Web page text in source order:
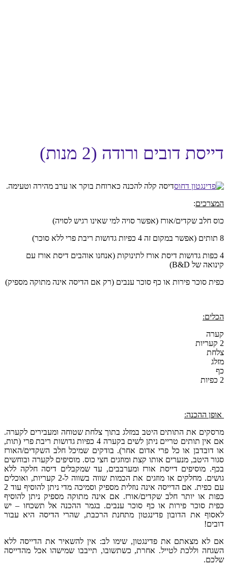
דייסת דובים ורודה (2 מנות)
דיסה קלה להכנה כארוחת בוקר או ערב מהירה וטעימה.
המצרכים:
כוס חלב שקדים/אורז (אפשר סויה למי שאינו רגיש לסויה)
8 תותים (אפשר במקום זה 4 כפיות גדושות ריבת פרי ללא סוכר)
4 כפות גדושות דיסת אורז לתינוקות (אנחנו אוהבים דיסת אורז עם
קינואה של B&D)
כפית סוכר פירות או כף סוכר ענבים (רק אם הדיסה אינה מתוקה מספיק)
הכלים:
קערה
2 קעריות
צלחת
מזלג
כף
2 כפיות
אופן ההכנה:
מרסקים את התותים היטב במזלג בתוך צלחת שטוחה ומעבירים לקערה.
אם אין תותים טריים ניתן לשים בקערה 4 כפיות גדושות ריבת פרי (תות,
או דובדבן או כל פרי אדום אחר). בודקים שמיכל חלב השקדים/האורז
סגור היטב, מנערים אותו קצת ומוזגים חצי כוס. מוסיפים לקערה ובוחשים
בכף. מוסיפים דייסת אורז ומערבבים, עד שמקבלים דיסה חלקה ללא
גושים. מחלקים או מוזגים את הכמות שווה בשווה ל-2 קעריות, ואוכלים
עם כפית. אם הדייסה אינה נוזלית מספיק וסמיכה מדי ניתן להוסיף עוד 2
כפות או יותר חלב שקדים/אורז. אם אינה מתוקה מספיק ניתן להוסיף
כפית סוכר פירות או כף סוכר ענבים. בגמר ההכנה אל תשכחו – יש
לאסוף את הדובון פדינגטון מתחנת הרכבת, שהרי הדיסה היא עבור
דובים!
אם לא מצאתם את פדינגטון, שימו לב: אין להשאיר את הדייסה ללא
השגחה וללכת לטייל. אחרת, כשתשובו, תייבבו שמישהו אכל מהדייסה
שלכם.